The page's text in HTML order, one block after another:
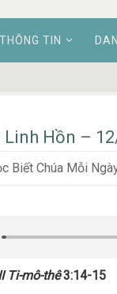
THÔNG TIN
Hồn –
Biết Chúa Mỗi
Ti-mô-thê3:14-15